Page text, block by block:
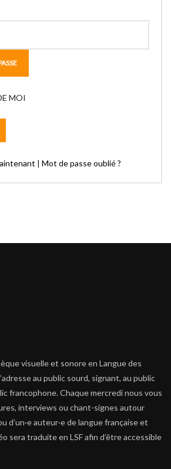
MOI
| Mot de passe oublié ?
visuelle et sonore en Langue des
au public sourd, signant, au public
francophone. Chaque mercredi nous vous
interviews ou chant-signes autour
d’un·e auteur·e de langue française et
sera traduite en LSF afin d’être accessible